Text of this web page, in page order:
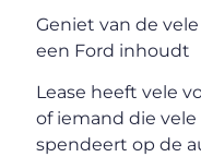
Geniet van de
een Ford inhoudt
Lease heeft vele
of iemand die
spendeert op de